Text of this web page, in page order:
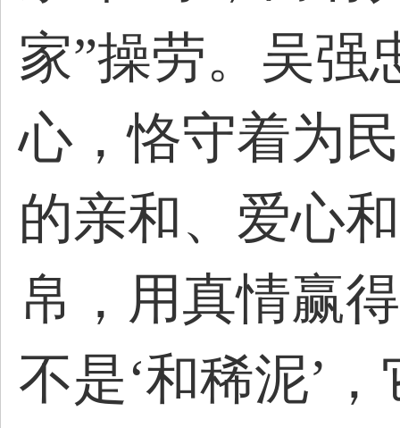
家”操劳。吴强
心，恪守着为
的亲和、爱心
帛，用真情赢
不是‘和稀泥’